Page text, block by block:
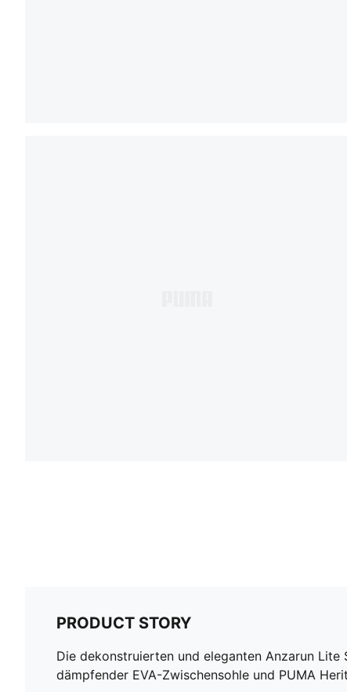
PRODUCT STORY
Die dekonstruierten und eleganten Anzarun
dämpfender EVA-Zwischensohle und PUMA